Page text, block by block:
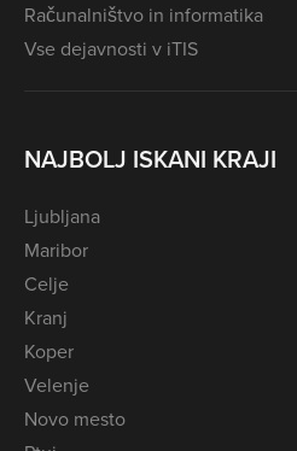
Računalništvo in informatika
Vse dejavnosti v iTIS
NAJBOLJ ISKANI KRAJI
Ljubljana
Maribor
Celje
Kranj
Koper
Velenje
Novo mesto